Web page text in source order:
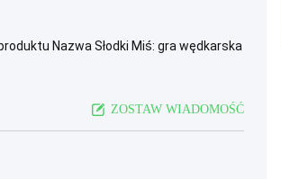
Nazwa Słodki Miś: gra wędkarska
ZOSTAW WIADOMOŚĆ